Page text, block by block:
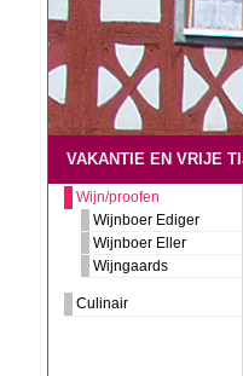
VAKANTIE EN VRIJE
Wijn/proofen
Wijnboer Ediger
Wijnboer Eller
Wijngaards
Culinair